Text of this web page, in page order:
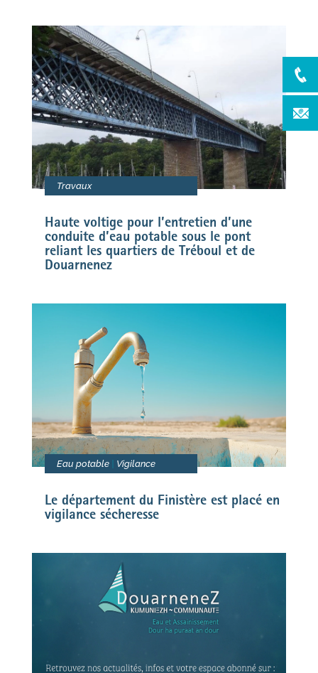
Travaux
Haute voltige pour l’entretien d’une
conduite d’eau potable sous le pont
reliant les quartiers de Tréboul et de
Douarnenez
Eau potable| Vigilance
Le département du Finistère est placé en
vigilance sécheresse